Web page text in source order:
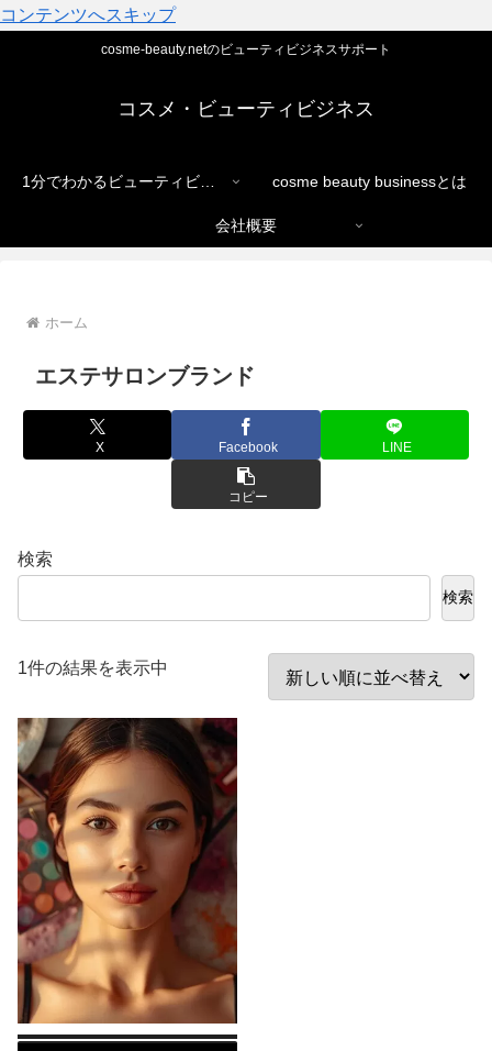
コンテンツへスキップ
cosme-beauty.netのビューティビジネスサポート
コスメ・ビューティビジネス
1分でわかるビューティビジネス cosme beauty businessとは
会社概要
ホーム
エステサロンブランド
X Facebook LINE
コピー
検索
検索
1件の結果を表示中